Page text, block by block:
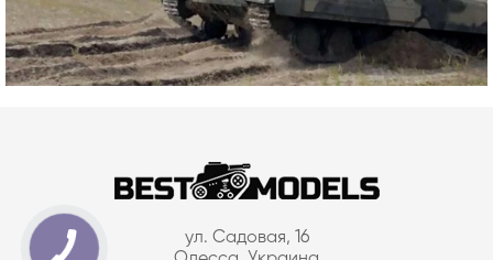
ул. Садовая, 16